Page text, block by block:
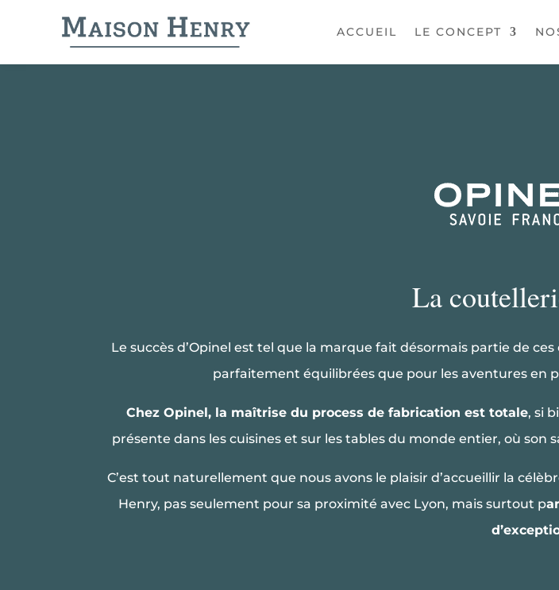
ACCUEIL LE CONCEPT
La
Le succès d’Opinel est tel que la marque fait désormais partie de
parfaitement équilibrées que pour les aventures en
Chez Opinel, la maîtrise du process de fabrication est totale, si
présente dans les cuisines et sur les tables du monde entier, où
C’est tout naturellement que nous avons le plaisir d’accueillir la
Henry, pas seulement pour sa proximité avec Lyon, mais surtout p